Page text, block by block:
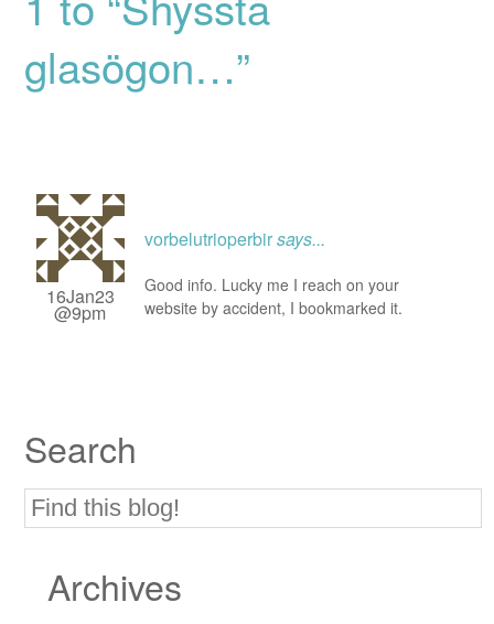
glasögon…”
16Jan23
@9pm
vorbelutrioperbirsays...
Good info. Lucky me I reach on your
website by accident, I bookmarked it.
Search
Archives